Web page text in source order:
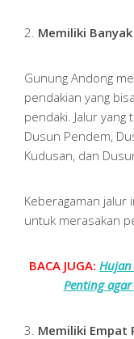
2. Memiliki
Gunung Andong
pendakian yang
pendaki. Jalur
Dusun Pendem,
Kudusan, dan
Keberagaman jalur
untuk merasakan
BACA JUGA:
Penting
3. Memiliki Empat